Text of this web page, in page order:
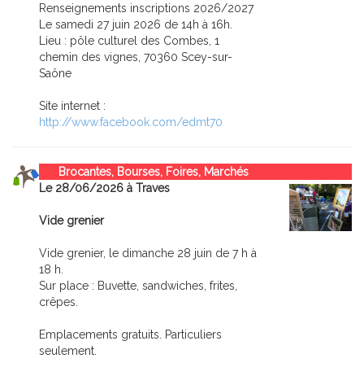
Renseignements inscriptions 2026/2027
Le samedi 27 juin 2026 de 14h à 16h.
Lieu : pôle culturel des Combes, 1
chemin des vignes, 70360 Scey-sur-
Saône
Site internet :
http://www.facebook.com/edmt70
Brocantes, Bourses, Foires, Marchés
Le 28/06/2026 à Traves
Vide grenier
Vide grenier, le dimanche 28 juin de 7 h à
18 h.
Sur place : Buvette, sandwiches, frites,
crêpes.
Emplacements gratuits. Particuliers
seulement.